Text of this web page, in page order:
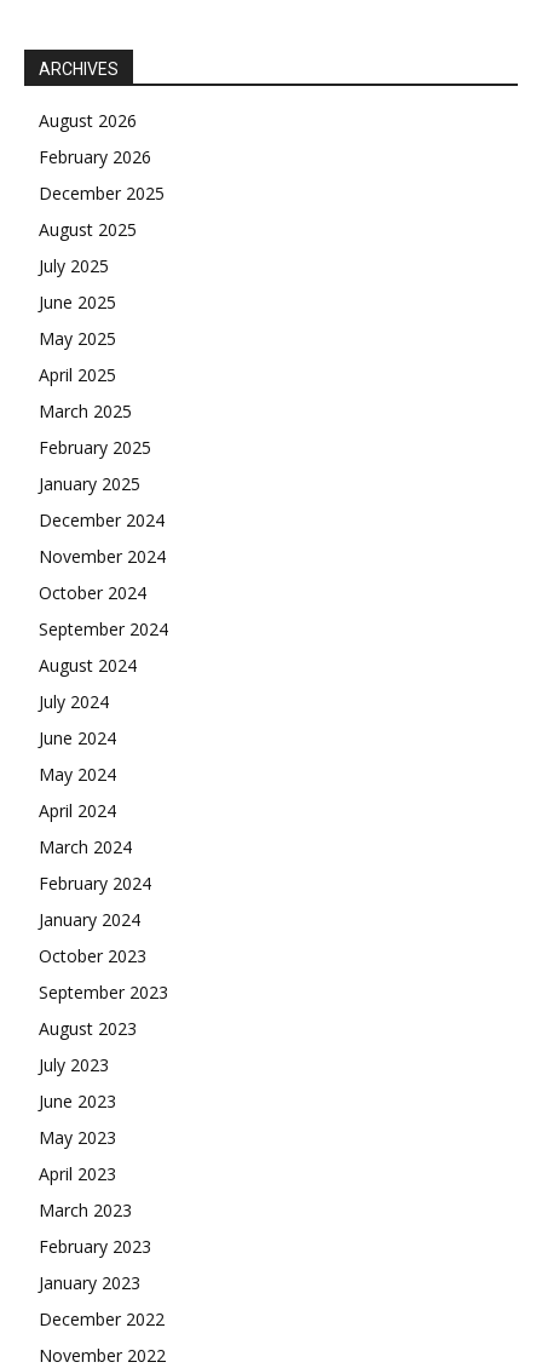
ARCHIVES
August 2026
February 2026
December 2025
August 2025
July 2025
June 2025
May 2025
April 2025
March 2025
February 2025
January 2025
December 2024
November 2024
October 2024
September 2024
August 2024
July 2024
June 2024
May 2024
April 2024
March 2024
February 2024
January 2024
October 2023
September 2023
August 2023
July 2023
June 2023
May 2023
April 2023
March 2023
February 2023
January 2023
December 2022
November 2022